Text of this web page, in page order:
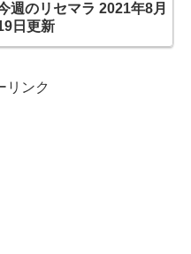
週のリセマラ 2021年8月
日更新
リンク